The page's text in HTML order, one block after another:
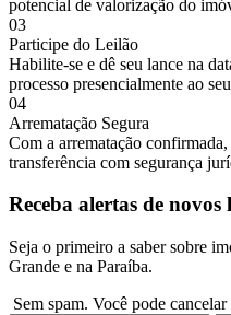
potencial de valorização do
03
Participe do Leilão
Habilite-se e dê seu lance na
processo presencialmente ao
04
Arrematação Segura
Com a arrematação
transferência com segurança
Receba alertas de novos
Seja o primeiro a saber sobre
Grande e na Paraíba.
Sem spam. Você pode